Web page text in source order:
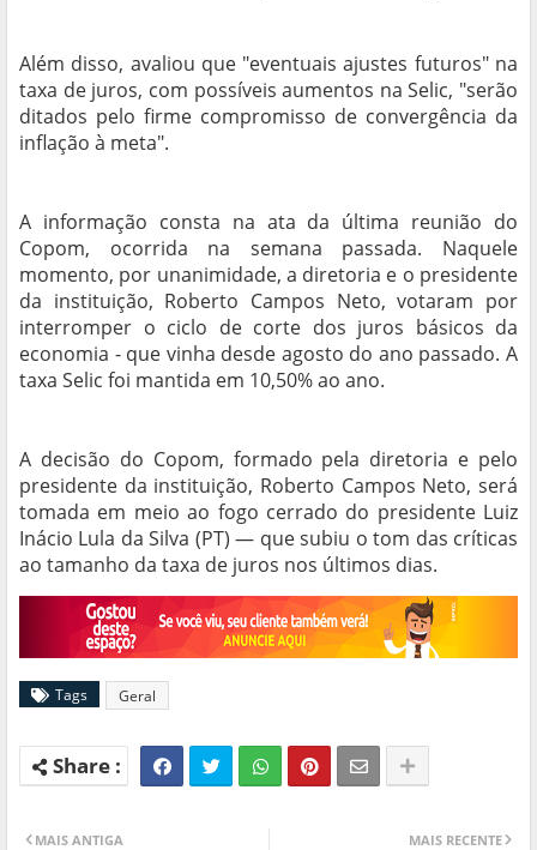
Além disso, avaliou que "eventuais ajustes futuros" na
taxa de juros, com possíveis aumentos na Selic, "serão
ditados pelo firme compromisso de convergência da
inflação à meta".
A informação consta na ata da última reunião do
Copom, ocorrida na semana passada. Naquele
momento, por unanimidade, a diretoria e o presidente
da instituição, Roberto Campos Neto, votaram por
interromper o ciclo de corte dos juros básicos da
economia - que vinha desde agosto do ano passado. A
taxa Selic foi mantida em 10,50% ao ano.
A decisão do Copom, formado pela diretoria e pelo
presidente da instituição, Roberto Campos Neto, será
tomada em meio ao fogo cerrado do presidente Luiz
Inácio Lula da Silva (PT) — que subiu o tom das críticas
ao tamanho da taxa de juros nos últimos dias.
Tags Geral
MAIS RECENTE
MAIS ANTIGA